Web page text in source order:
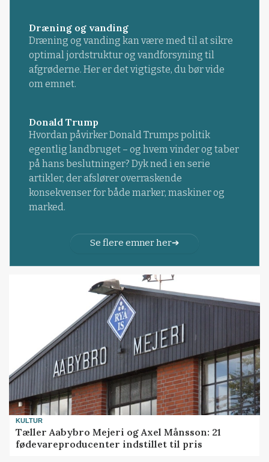
Dræning og vanding
Dræning og vanding kan være med til at sikre
optimal jordstruktur og vandforsyning til
afgrøderne. Her er det vigtigste, du bør vide
om emnet.
Donald Trump
Hvordan påvirker Donald Trumps politik
egentlig landbruget – og hvem vinder og taber
på hans beslutninger? Dyk ned i en serie
artikler, der afslører overraskende
konsekvenser for både marker, maskiner og
marked.
Se flere emner her
KULTUR
Tæller Aabybro Mejeri og Axel Månsson: 21
fødevareproducenter indstillet til pris